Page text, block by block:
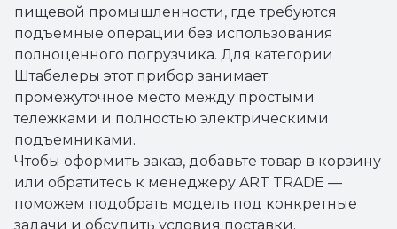
пищевой промышленности, где требуются
подъемные операции без использования
полноценного погрузчика. Для категории
Штабелеры этот прибор занимает
промежуточное место между простыми
тележками и полностью электрическими
подъемниками.
Чтобы оформить заказ, добавьте товар в корзину
или обратитесь к менеджеру ART TRADE —
поможем подобрать модель под конкретные
задачи и обсудить условия поставки.